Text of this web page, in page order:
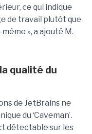
ce qui indique
de travail plutôt que
», a ajouté M.
qualité du
de JetBrains ne
du ‘Caveman’.
détectable sur les